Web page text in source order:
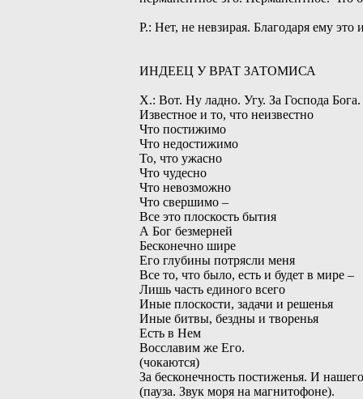
Р.: Нет, не невзирая. Благодаря ему
ИНДЕЕЦ У ВРАТ ЗАТОМИСА
Х.: Вот. Ну ладно. Угу. За Господа
Известное и то, что неизвестно
Что постижимо
Что недостижимо
То, что ужасно
Что чудесно
Что невозможно
Что свершимо –
Все это плоскость бытия
А Бог безмерней
Бесконечно шире
Его глубины потрясли меня
Все то, что было, есть и будет в мире –
Лишь часть единого всего
Иные плоскости, задачи и решенья
Иные битвы, бездны и творенья
Есть в Нем
Восславим же Его.
(чокаются)
За бесконечность постиженья. И
(пауза. Звук моря на магнитофоне).